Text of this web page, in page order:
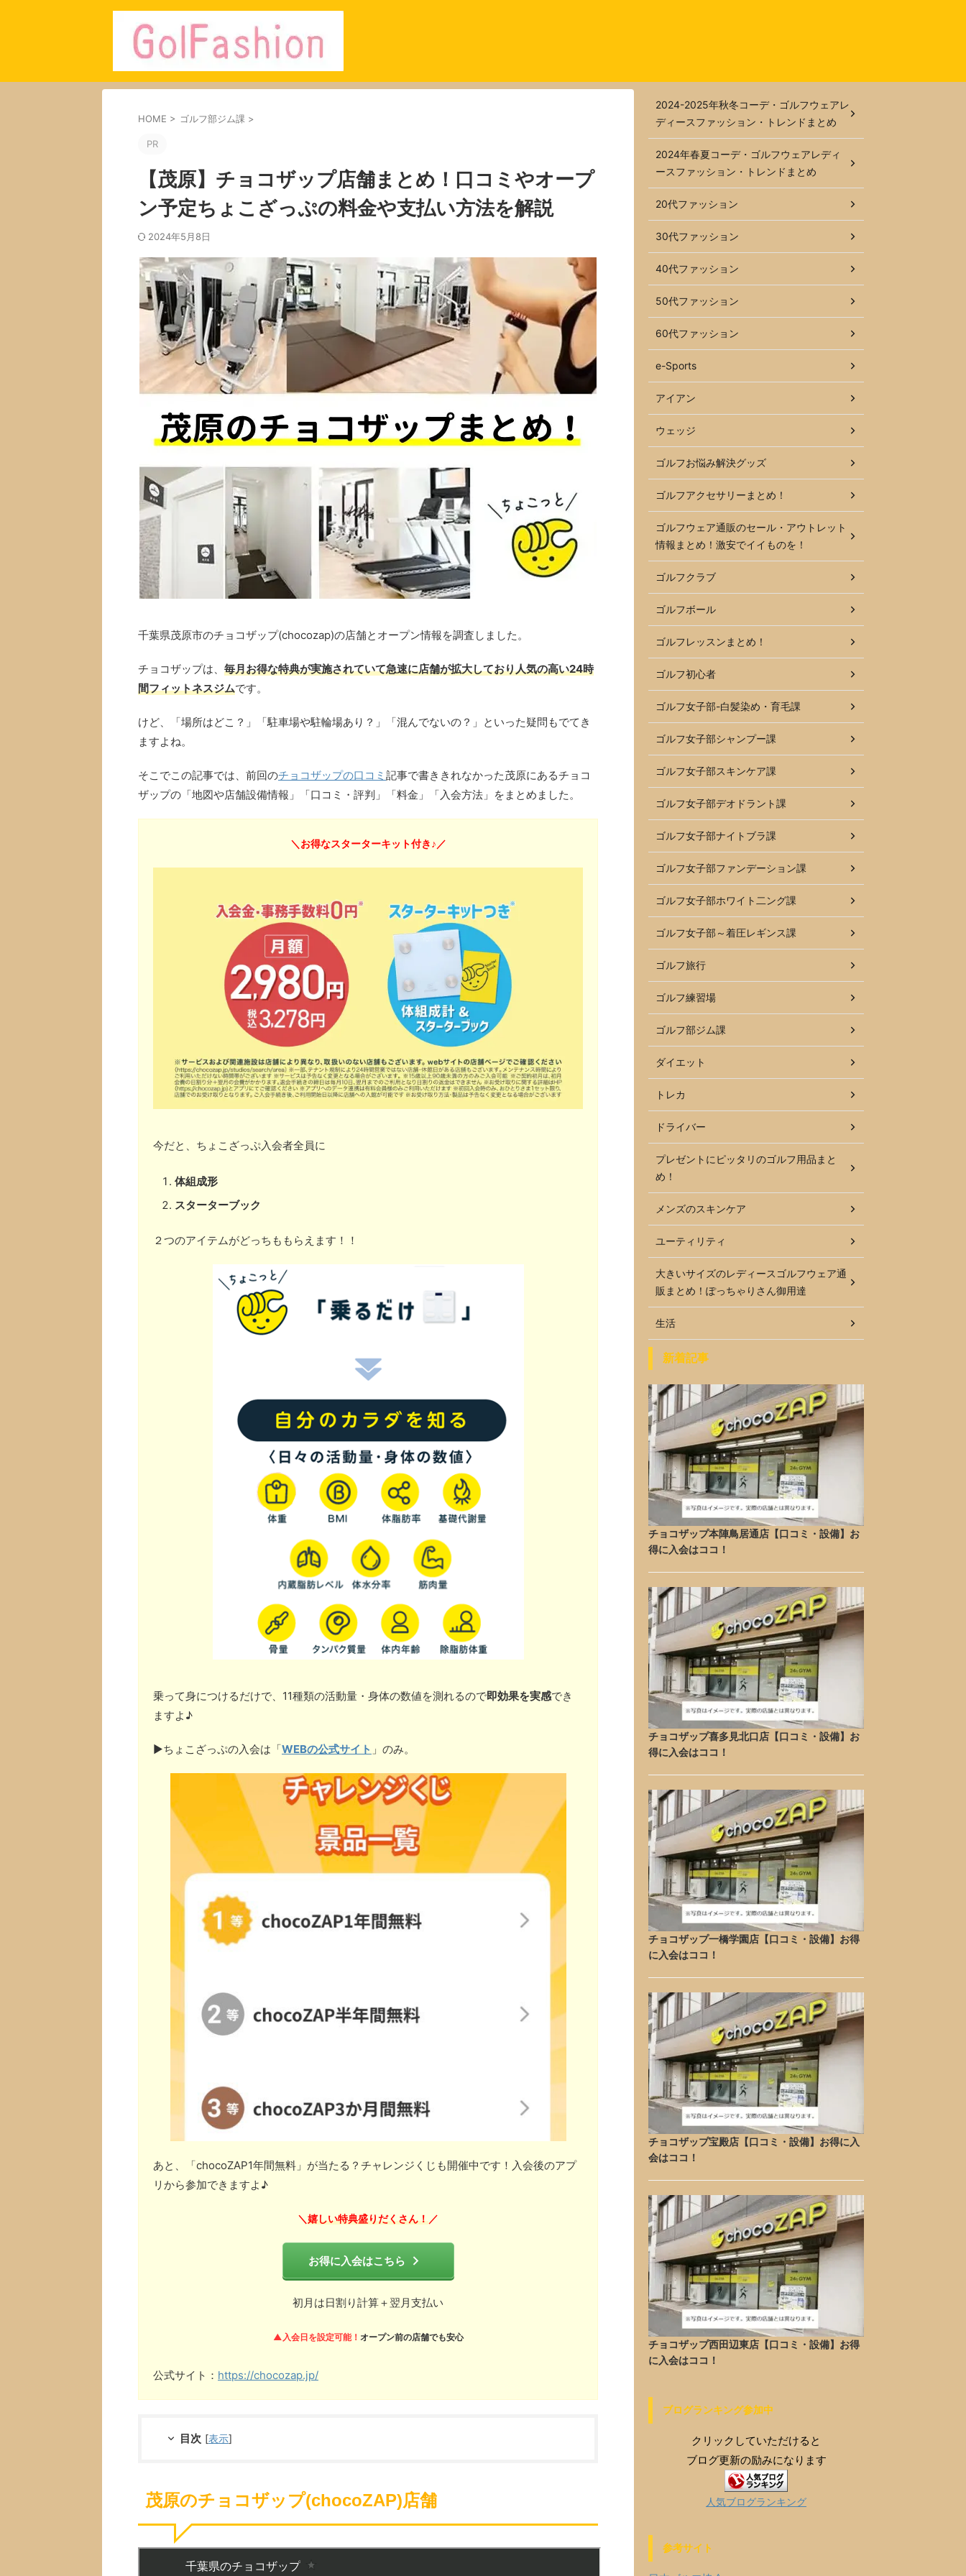
HOME > ゴルフ部ジム課 >
PR
【茂原】チョコザップ店舗まとめ！口コミやオープ
ン予定ちょこざっぷの料金や支払い方法を解説
2024年5月8日
千葉県茂原市のチョコザップ(chocozap)の店舗とオープン情報を調査しました。
チョコザップは、 毎月お得な特典が実施されていて急速に店舗が拡大しており人気の高い24時
間フィットネスジムです。
けど、「場所はどこ？」「駐車場や駐輪場あり？」「混んでないの？」といった疑問もでてき
ますよね。
そこでこの記事では、前回のチョコザップの口コミ 記事で書ききれなかった茂原にあるチョコ
ザップの「地図や店舗設備情報」「口コミ・評判」「料金」「入会方法」をまとめました。
＼お得なスターターキット付き♪／
今だと、ちょこざっぷ入会者全員に
体組成形
スターターブック
２つのアイテムがどっちももらえます！！
乗って身につけるだけで、11種類の活動量・身体の数値を測れるので即効果を実感でき
ますよ♪
▶︎ちょこざっぷの入会は「WEBの公式サイト 」のみ。
あと、「chocoZAP1年間無料」が当たる？チャレンジくじも開催中です！入会後のアプ
リから参加できますよ♪
＼ 嬉しい特典盛りだくさん！ ／
お得に入会はこちら
初月は日割り計算＋翌月支払い
▲入会日を設定可能！ オープン前の店舗でも安心
公式サイト： https://chocozap.jp/
目次 [表示]
茂原のチョコザップ(chocoZAP)店舗
2024-2025年秋冬コーデ・ゴルフウェアレ
ディースファッション・トレンドまとめ
2024年春夏コーデ・ゴルフウェアレディ
ースファッション・トレンドまとめ
20代ファッション
30代ファッション
40代ファッション
50代ファッション
60代ファッション
e-Sports
アイアン
ウェッジ
ゴルフお悩み解決グッズ
ゴルフアクセサリーまとめ！
ゴルフウェア通販のセール・アウトレット
情報まとめ！激安でイイものを！
ゴルフクラブ
ゴルフボール
ゴルフレッスンまとめ！
ゴルフ初心者
ゴルフ女子部-白髪染め・育毛課
ゴルフ女子部シャンプー課
ゴルフ女子部スキンケア課
ゴルフ女子部デオドラント課
ゴルフ女子部ナイトブラ課
ゴルフ女子部ファンデーション課
ゴルフ女子部ホワイト二ング課
ゴルフ女子部～着圧レギンス課
ゴルフ旅行
ゴルフ練習場
ゴルフ部ジム課
ダイエット
トレカ
ドライバー
プレゼントにピッタリのゴルフ用品まと
め！
メンズのスキンケア
ユーティリティ
大きいサイズのレディースゴルフウェア通
販まとめ！ぽっちゃりさん御用達
生活
新着記事
チョコザップ本陣鳥居通店【口コミ・設備】お
得に入会はココ！
チョコザップ喜多見北口店【口コミ・設備】お
得に入会はココ！
チョコザップ一橋学園店【口コミ・設備】お得
に入会はココ！
チョコザップ宝殿店【口コミ・設備】お得に入
会はココ！
チョコザップ西田辺東店【口コミ・設備】お得
に入会はココ！
ブログランキング参加中
クリックしていただけると
ブログ更新の励みになります
人気ブログランキング
参考サイト